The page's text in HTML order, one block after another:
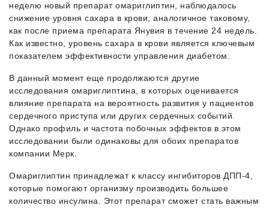
неделю новый препарат омариглиптин, наблюдалось
снижение уровня сахара в крови, аналогичное таковому,
как после приема препарата Янувия в течение 24 недель.
Как известно, уровень сахара в крови является ключевым
показателем эффективности управления диабетом.
В данный момент еще продолжаются другие
исследования омариглиптина, в которых оценивается
влияние препарата на вероятность развития у пациентов
сердечного приступа или других сердечных событий.
Однако профиль и частота побочных эффектов в этом
исследовании были одинаковы для обоих препаратов
компании Мерк.
Омариглиптин принадлежат к классу ингибиторов ДПП-4,
которые помогают организму производить большее
количество инсулина. Этот препарат сможет стать важным